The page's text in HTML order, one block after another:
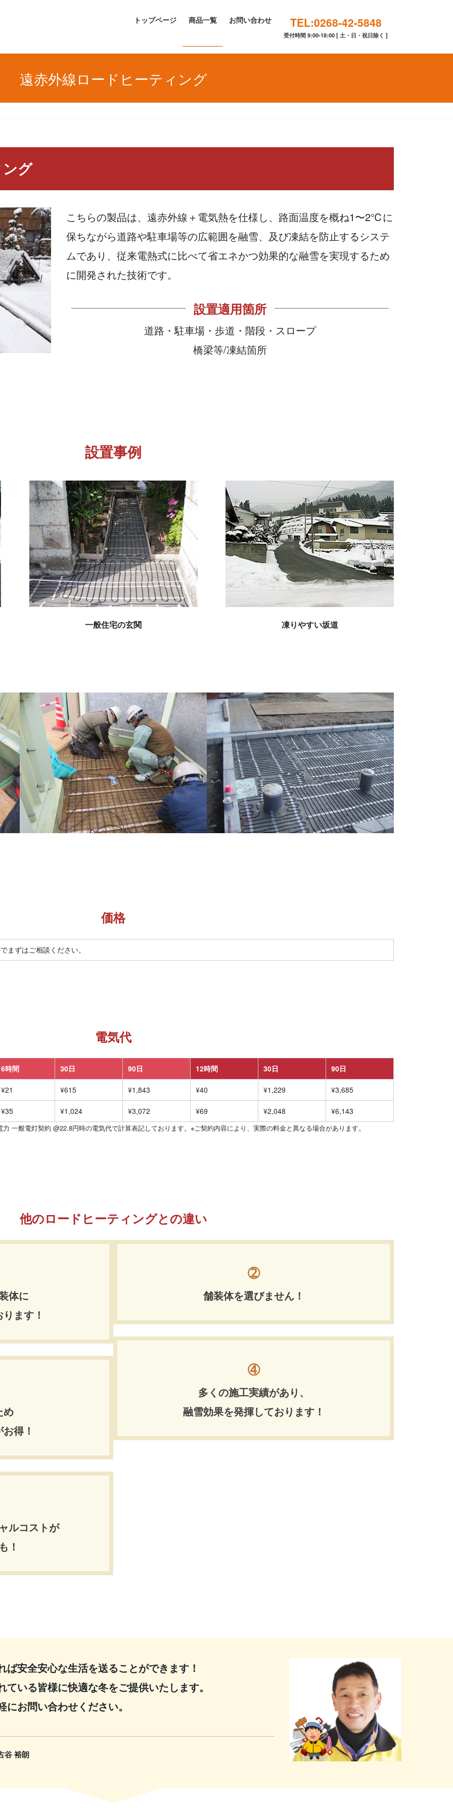
トップページ 商品一覧 お問い合わせ TEL:0268-42-5848
受付時間 9:00-18:00 [ 土・日・祝日除く ]
遠赤外線ロードヒーティング
グ
こちらの製品は、遠赤外線＋電気熱を仕様し、路面温度を概ね1〜2℃に
保ちながら道路や駐車場等の広範囲を融雪、及び凍結を防止するシステ
ムであり、従来電熱式に比べて省エネかつ効果的な融雪を実現するため
に開発された技術です。
設置適用箇所
道路・駐車場・歩道・階段・スロープ
橋梁等/凍結箇所
設置事例
一般住宅の玄関 凍りやすい坂道
価格
まずはご相談ください。
電気代
6時間 30日 90日 12時間 30日 90日
¥21 ¥615 ¥1,843 ¥40 ¥1,229 ¥3,685
¥35 ¥1,024 ¥3,072 ¥69 ¥2,048 ¥6,143
一般電灯契約 @22.8円時の電気代で計算表記しております。※ご契約内容により、実際の料金と異なる場合があります。
他のロードヒーティングとの違い
体に
ます！
め
得！
ルコストが
！
➁
舗装体を選びません！
➃
多くの施工実績があり、
融雪効果を発揮しております！
安全安心な生活を送ることができます！
いる皆様に快適な冬をご提供いたします。
お問い合わせください。
裕朗